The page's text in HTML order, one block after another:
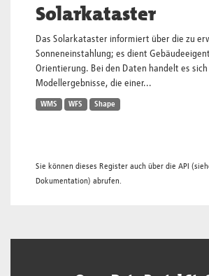
Solarkataster
Das Solarkataster informiert über die zu
Sonneneinstahlung; es dient
Orientierung. Bei den Daten handelt es sich
Modellergebnisse, die einer...
WMS WFS Shape
Sie können dieses Register auch über die API
Dokumentation) abrufen.